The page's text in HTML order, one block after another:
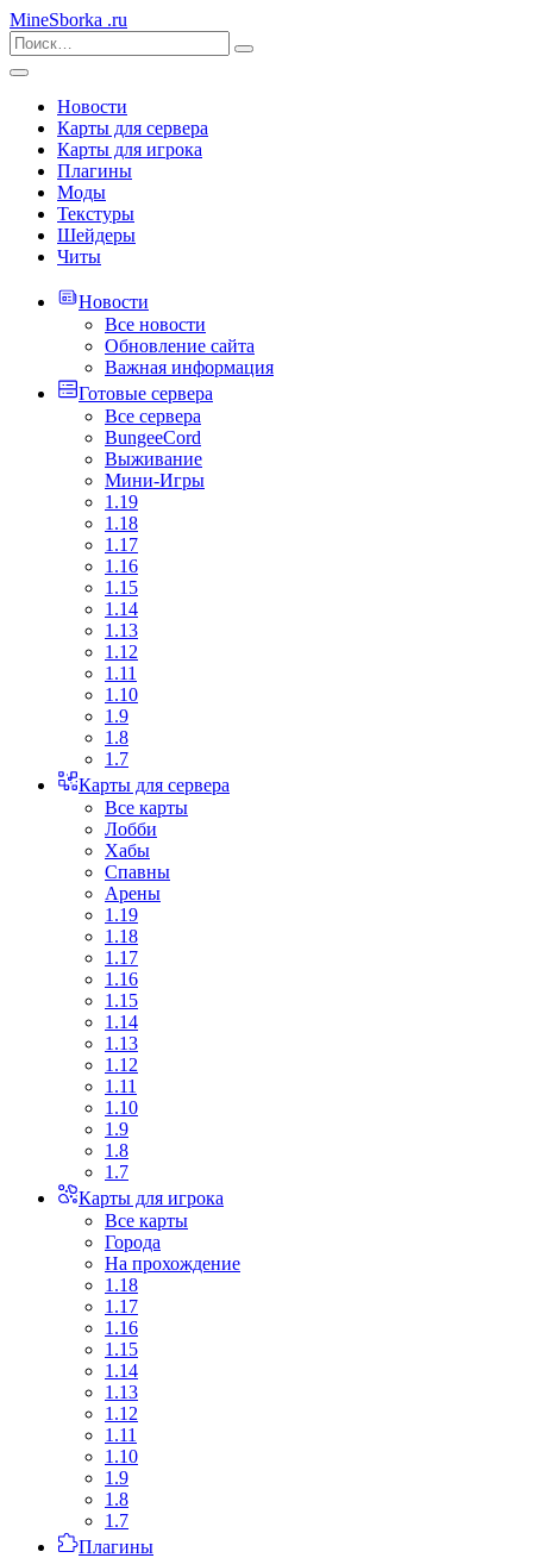
MineSborka .ru
Новости
Карты для сервера
Карты для игрока
Плагины
Моды
Текстуры
Шейдеры
Читы
Новости
Все новости
Обновление сайта
Важная информация
Готовые сервера
Все сервера
BungeeCord
Выживание
Мини-Игры
1.19
1.18
1.17
1.16
1.15
1.14
1.13
1.12
1.11
1.10
1.9
1.8
1.7
Карты для сервера
Все карты
Лобби
Хабы
Спавны
Арены
1.19
1.18
1.17
1.16
1.15
1.14
1.13
1.12
1.11
1.10
1.9
1.8
1.7
Карты для игрока
Все карты
Города
На прохождение
1.18
1.17
1.16
1.15
1.14
1.13
1.12
1.11
1.10
1.9
1.8
1.7
Плагины